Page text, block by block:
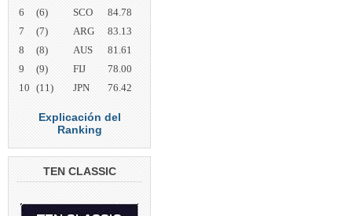
6
(6) SCO
84.78
7
(7) ARG
83.13
8
(8) AUS
81.61
9
(9) FIJ
78.00
10 (11) JPN 76.42
Explicación del
Ranking
TEN CLASSIC